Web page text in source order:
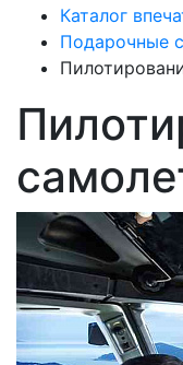
Каталог
Подарочные